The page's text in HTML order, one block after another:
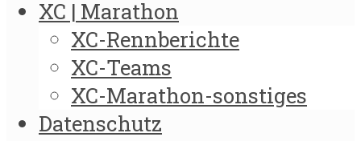
XC | Marathon
XC-Rennberichte
XC-Teams
XC-Marathon-sonstiges
Datenschutz